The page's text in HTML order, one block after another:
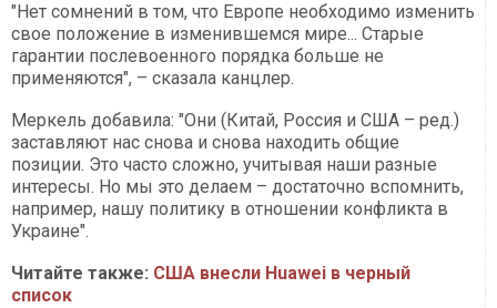
"Нет сомнений в том, что Европе необходимо изменить
свое положение в изменившемся мире... Старые
гарантии послевоенного порядка больше не
применяются", – сказала канцлер.
Меркель добавила: "Они (Китай, Россия и США – ред.)
заставляют нас снова и снова находить общие
позиции. Это часто сложно, учитывая наши разные
интересы. Но мы это делаем – достаточно вспомнить,
например, нашу политику в отношении конфликта в
Украине".
Читайте также: США внесли Huawei в черный
список